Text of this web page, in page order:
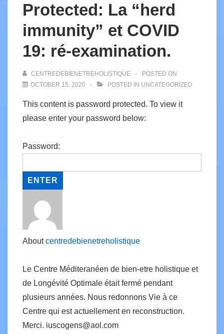
Protected: La “herd
immunity” et COVID
19: ré-examination.
CENTREDEBIENETREHOLISTIQUE
POSTED ON
OCTOBER 15, 2020
POSTED IN UNCATEGORIZED
This content is password protected. To view it
please enter your password below:
Password:
Aboutcentredebienetreholistique
Le Centre Méditeranéen de bien-etre holistique et
de Longévité Optimale était fermé pendant
plusieurs années. Nous redonnons Vie à ce
Centre qui est actuellement en reconstruction.
Merci. iuscogens@aol.com